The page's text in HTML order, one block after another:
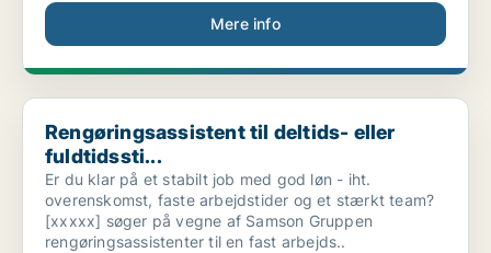
Mere info
Rengøringsassistent til deltids- eller fuldtidssti...
Rengøringsassistent til deltids- eller
fuldtidssti...
Er du klar på et stabilt job med god løn - iht.
overenskomst, faste arbejdstider og et stærkt team?
[xxxxx] søger på vegne af Samson Gruppen
rengøringsassistenter til en fast arbejds..